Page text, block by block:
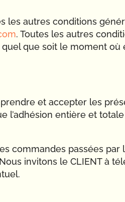
les autres conditions
. Toutes les autres
quel que soit le moment où
et accepter les
l’adhésion entière et
commandes passées par
invitons le CLIENT à